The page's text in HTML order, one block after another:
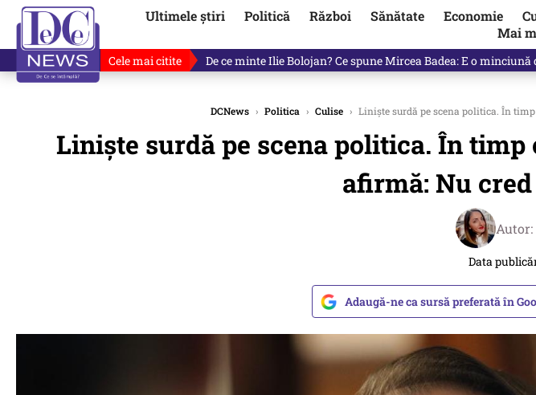
Ultimele știri Politică Război Sănătate Economie
Mai
Cele mai citite Ultimele informații după atacul asupra ANCPI. Când va fi pus
DCNews › Politica › Culise › Liniște surdă pe scena politica. În
Liniște surdă pe scena politica. În timp
afirmă: Nu
Autor:
Data
Adaugă-ne ca sursă preferată în